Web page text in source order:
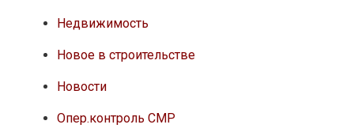
Недвижимость
Новое в строительстве
Новости
Опер.контроль СМР